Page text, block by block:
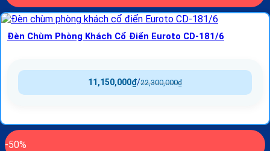
Đèn Chùm Phòng Khách Cổ Điển Euroto CD-181/6
22,300,000₫
/
11,150,000₫
-50%